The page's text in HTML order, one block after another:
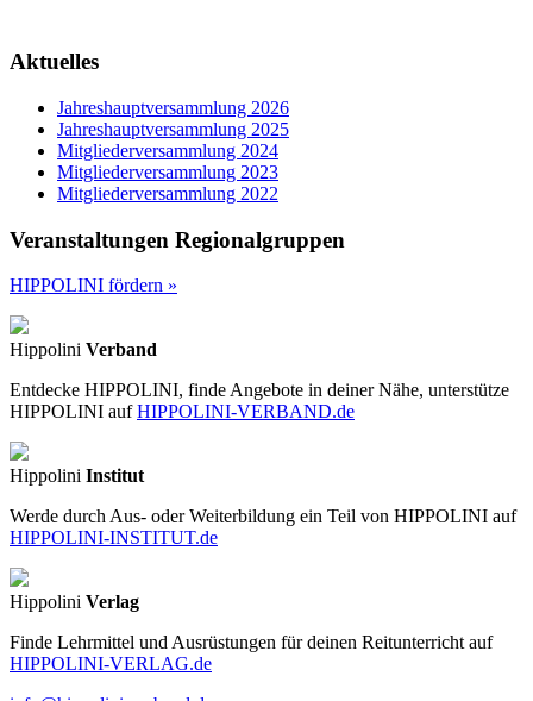
Aktuelles
Jahreshauptversammlung 2026
Jahreshauptversammlung 2025
Mitgliederversammlung 2024
Mitgliederversammlung 2023
Mitgliederversammlung 2022
Veranstaltungen Regionalgruppen
HIPPOLINI fördern »
Hippolini Verband
Entdecke HIPPOLINI, finde Angebote in deiner Nähe, unterstütze
HIPPOLINI aufHIPPOLINI-VERBAND.de
Hippolini Institut
Werde durch Aus- oder Weiterbildung ein Teil von HIPPOLINI auf
HIPPOLINI-INSTITUT.de
Hippolini Verlag
Finde Lehrmittel und Ausrüstungen für deinen Reitunterricht auf
HIPPOLINI-VERLAG.de